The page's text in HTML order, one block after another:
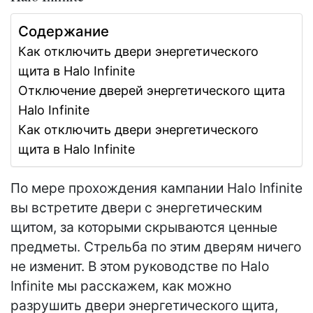
Содержание
Как отключить двери энергетического
щита в Halo Infinite
Отключение дверей энергетического щита
Halo Infinite
Как отключить двери энергетического
щита в Halo Infinite
По мере прохождения кампании Halo Infinite
вы встретите двери с энергетическим
щитом, за которыми скрываются ценные
предметы. Стрельба по этим дверям ничего
не изменит. В этом руководстве по Halo
Infinite мы расскажем, как можно
разрушить двери энергетического щита,